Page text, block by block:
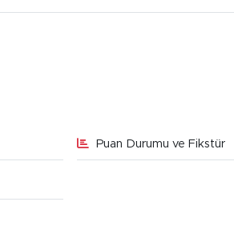
Puan Durumu ve Fikstür